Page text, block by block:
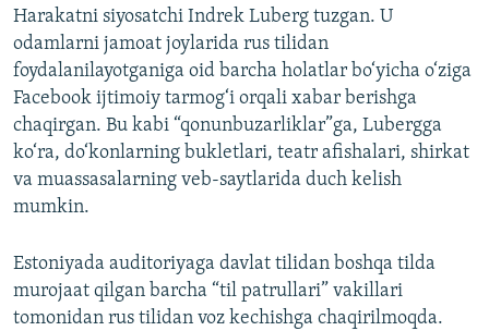
Harakatni siyosatchi Indrek Luberg tuzgan. U
odamlarni jamoat joylarida rus tilidan
foydalanilayotganiga oid barcha holatlar bo‘yicha o‘ziga
Facebook ijtimoiy tarmog‘i orqali xabar berishga
chaqirgan. Bu kabi “qonunbuzarliklar”ga, Lubergga
ko‘ra, do‘konlarning bukletlari, teatr afishalari, shirkat
va muassasalarning veb-saytlarida duch kelish
mumkin.
Estoniyada auditoriyaga davlat tilidan boshqa tilda
murojaat qilgan barcha “til patrullari” vakillari
tomonidan rus tilidan voz kechishga chaqirilmoqda.